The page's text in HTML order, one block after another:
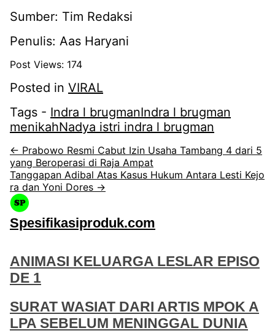
Sumber: Tim Redaksi
Penulis: Aas Haryani
Post Views: 174
Posted in VIRAL
Tags - Indra l brugmanIndra l brugman
menikahNadya istri indra l brugman
← Prabowo Resmi Cabut Izin Usaha Tambang 4 dari 5
yang Beroperasi di Raja Ampat
Tanggapan Adibal Atas Kasus Hukum Antara Lesti Kejo
ra dan Yoni Dores →
Spesifikasiproduk.com
ANIMASI KELUARGA LESLAR EPISO
DE 1
SURAT WASIAT DARI ARTIS MPOK A
LPA SEBELUM MENINGGAL DUNIA